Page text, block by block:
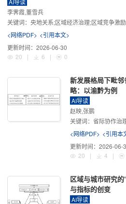
AI导读
李霁霞,董雪兵
关键词： 央地关系;区域经济治理;区域竞争激
<网络PDF> <引用本文>
更新时间： 2026-06-30
20
| 6 | 0
新发展格局下毗
略：以渝黔为例
AI导读
赵映,张鹏
关键词： 省际协作治理;
<网络PDF> <引用本
更新时间： 2026-06-
20
| 4 |
区域与城市研究
与指标的创变
AI导读